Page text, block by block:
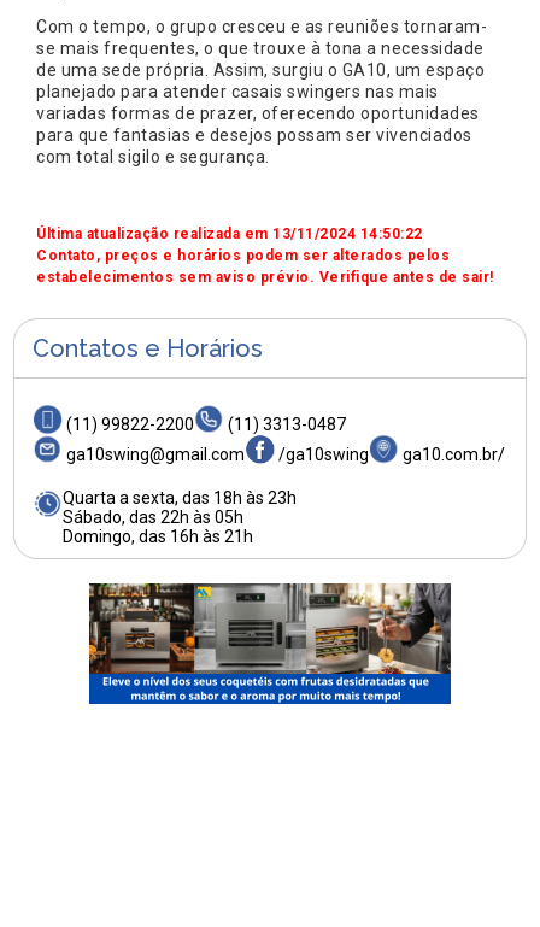
Com o tempo, o grupo cresceu e as reuniões tornaram-
se mais frequentes, o que trouxe à tona a necessidade
de uma sede própria. Assim, surgiu o GA10, um espaço
planejado para atender casais swingers nas mais
variadas formas de prazer, oferecendo oportunidades
para que fantasias e desejos possam ser vivenciados
com total sigilo e segurança.
Última atualização realizada em 13/11/2024 14:50:22
Contato, preços e horários podem ser alterados pelos
estabelecimentos sem aviso prévio. Verifique antes de sair!
Contatos e Horários
(11) 99822-2200
(11) 3313-0487
ga10swing@gmail.com
/ga10swing ga10.com.br/
Quarta a sexta, das 18h às 23h
Sábado, das 22h às 05h
Domingo, das 16h às 21h